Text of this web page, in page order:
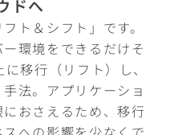
ドへ
ト＆シフト」です。
環境をできるだけそ
移行（リフト）し、
法。アプリケーショ
おさえるため、移行